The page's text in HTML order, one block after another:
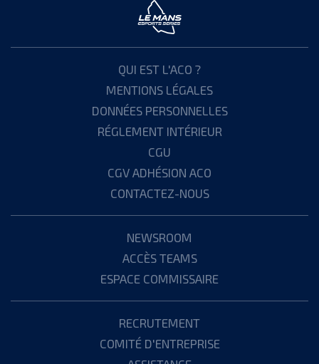
QUI EST L'ACO ?
MENTIONS LÉGALES
DONNÉES PERSONNELLES
RÉGLEMENT INTÉRIEUR
CGU
CGV ADHÉSION ACO
CONTACTEZ-NOUS
NEWSROOM
ACCÈS TEAMS
ESPACE COMMISSAIRE
RECRUTEMENT
COMITÉ D'ENTREPRISE